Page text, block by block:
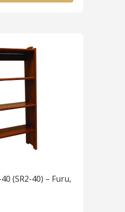
(SR2-40) – Furu,